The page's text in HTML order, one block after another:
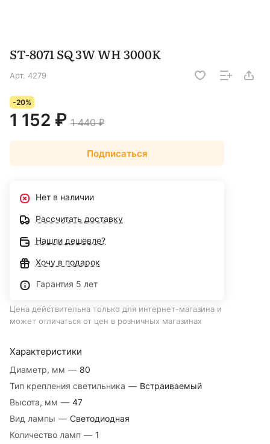
ST-8071 SQ 3W WH 3000K
Арт. 4279
Характеристики
Диаметр, мм — 80
Тип крепления светильника — Встраиваемый
Высота, мм — 47
Вид лампы — Светодиодная
Количество ламп — 1
-20%
1 152 ₽ 1 440 ₽
Подписаться
Нет в наличии
Рассчитать доставку
Нашли дешевле?
Хочу в подарок
Гарантия 5 лет
Цена действительна только для интернет-магазина и
может отличаться от цен в розничных магазинах